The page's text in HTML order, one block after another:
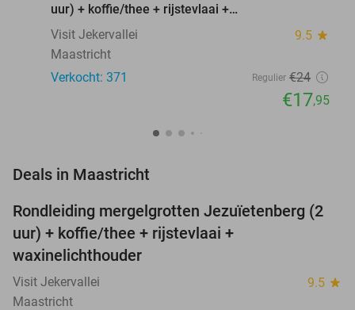
uur) + koffie/thee + rijstevlaai +
waxinelichthouder
Visit Jekervallei 9.5 star
Maastricht
Verkocht: 371
Regulier €24
€17,95
Deals in Maastricht
25%
Rondleiding mergelgrotten Jezuïetenberg (2
uur) + koffie/thee + rijstevlaai +
waxinelichthouder
Visit Jekervallei 9.5 star
Maastricht